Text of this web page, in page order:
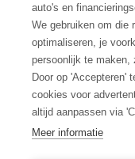
Algemene
Disclaimer
Privacy Policy
Cookies
Cookie policy
auto's en
We gebruiken om die
optimaliseren, je
persoonlijk te maken,
Door op 'Accepteren'
cookies voor
altijd aanpassen via
Meer informatie